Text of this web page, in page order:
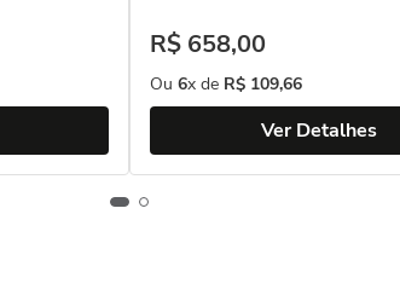
R$ 658,00
Ou 6x de R$ 109,66
Ver Detalhes